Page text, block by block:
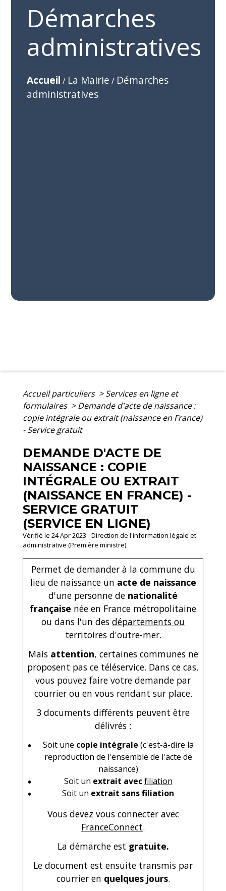
Démarches
administratives
Accueil / La Mairie / Démarches
administratives
Accueil particuliers > Services en ligne et
formulaires > Demande d'acte de naissance :
copie intégrale ou extrait (naissance en France)
- Service gratuit
DEMANDE D'ACTE DE
NAISSANCE : COPIE
INTÉGRALE OU EXTRAIT
(NAISSANCE EN FRANCE) -
SERVICE GRATUIT
(SERVICE EN LIGNE)
Vérifié le 24 Apr 2023 - Direction de l'information légale et
administrative (Première ministre)
Permet de demander à la commune du
lieu de naissance un acte de naissance
d'une personne de nationalité
française née en France métropolitaine
ou dans l'un des départements ou
territoires d'outre-mer.
Mais attention, certaines communes ne
proposent pas ce téléservice. Dans ce cas,
vous pouvez faire votre demande par
courrier ou en vous rendant sur place.
3 documents différents peuvent être
délivrés :
Soit une copie intégrale (c'est-à-dire la
reproduction de l'ensemble de l'acte de
naissance)
Soit un extrait avecfiliation
Soit un extrait sans filiation
Vous devez vous connecter avec
FranceConnect.
La démarche est gratuite.
Le document est ensuite transmis par
courrier en quelques jours.